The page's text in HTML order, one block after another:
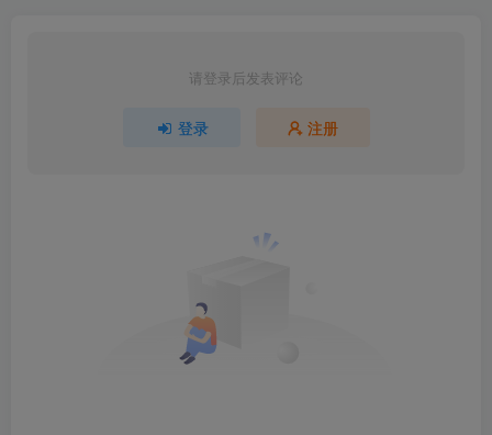
请登录后发表评论
登录 注册